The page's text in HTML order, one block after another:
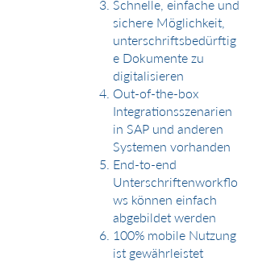
Schnelle, einfache und
sichere Möglichkeit,
unterschriftsbedürftig
e Dokumente zu
digitalisieren
Out-of-the-box
Integrationsszenarien
in SAP und anderen
Systemen vorhanden
End-to-end
Unterschriftenworkflo
ws können einfach
abgebildet werden
100% mobile Nutzung
ist gewährleistet